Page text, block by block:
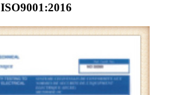
ISO9001:2016